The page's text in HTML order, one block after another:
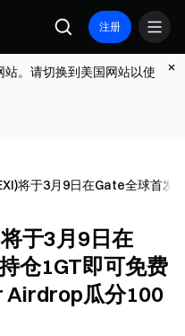
注册
。请切换到美国网站以使
将于3月9日在Gate全球首
于3月9日在
仓1GT即可免费
Airdrop瓜分100